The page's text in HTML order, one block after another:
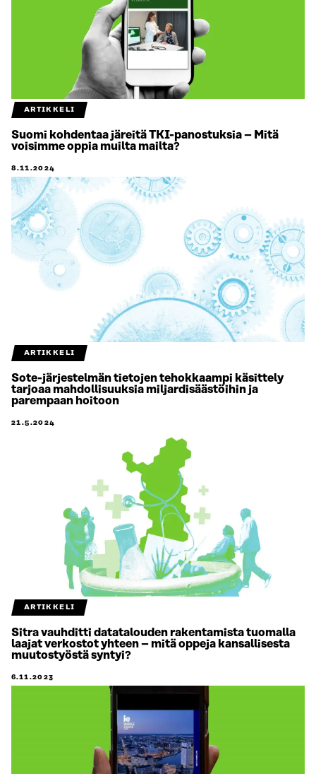
ARTIKKELI
Suomi kohdentaa järeitä TKI-panostuksia – Mitä
voisimme oppia muilta mailta?
8.11.2024
ARTIKKELI
Sote-järjestelmän tietojen tehokkaampi käsittely
tarjoaa mahdollisuuksia miljardisäästöihin ja
parempaan hoitoon
21.5.2024
ARTIKKELI
Sitra vauhditti datatalouden rakentamista tuomalla
laajat verkostot yhteen – mitä oppeja kansallisesta
muutostyöstä syntyi?
6.11.2023